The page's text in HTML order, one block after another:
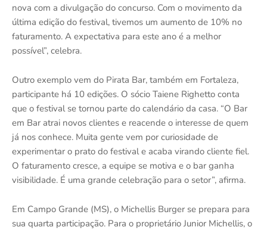
nova com a divulgação do concurso. Com o movimento da
última edição do festival, tivemos um aumento de 10% no
faturamento. A expectativa para este ano é a melhor
possível”, celebra.
Outro exemplo vem do Pirata Bar, também em Fortaleza,
participante há 10 edições. O sócio Taiene Righetto conta
que o festival se tornou parte do calendário da casa. “O Bar
em Bar atrai novos clientes e reacende o interesse de quem
já nos conhece. Muita gente vem por curiosidade de
experimentar o prato do festival e acaba virando cliente fiel.
O faturamento cresce, a equipe se motiva e o bar ganha
visibilidade. É uma grande celebração para o setor”, afirma.
Em Campo Grande (MS), o Michellis Burger se prepara para
sua quarta participação. Para o proprietário Junior Michellis, o